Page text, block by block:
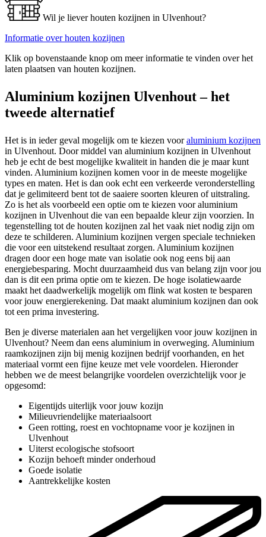
Wil je liever houten kozijnen in Ulvenhout?
Informatie over houten kozijnen
Klik op bovenstaande knop om meer informatie te vinden over het
laten plaatsen van houten kozijnen.
Aluminium kozijnen Ulvenhout – het
tweede alternatief
Het is in ieder geval mogelijk om te kiezen vooraluminium kozijnen
in Ulvenhout. Door middel van aluminium kozijnen in Ulvenhout
heb je echt de best mogelijke kwaliteit in handen die je maar kunt
vinden. Aluminium kozijnen komen voor in de meeste mogelijke
types en maten. Het is dan ook echt een verkeerde veronderstelling
dat je gelimiteerd bent tot de saaiere soorten kleuren of uitstraling.
Zo is het als voorbeeld een optie om te kiezen voor aluminium
kozijnen in Ulvenhout die van een bepaalde kleur zijn voorzien. In
tegenstelling tot de houten kozijnen zal het vaak niet nodig zijn om
deze te schilderen. Aluminium kozijnen vergen speciale technieken
die voor een uitstekend resultaat zorgen. Aluminium kozijnen
dragen door een hoge mate van isolatie ook nog eens bij aan
energiebesparing. Mocht duurzaamheid dus van belang zijn voor jou
dan is dit een prima optie om te kiezen. De hoge isolatiewaarde
maakt het daadwerkelijk mogelijk om flink wat kosten te besparen
voor jouw energierekening. Dat maakt aluminium kozijnen dan ook
tot een prima investering.
Ben je diverse materialen aan het vergelijken voor jouw kozijnen in
Ulvenhout? Neem dan eens aluminium in overweging. Aluminium
raamkozijnen zijn bij menig kozijnen bedrijf voorhanden, en het
materiaal vormt een fijne keuze met vele voordelen. Hieronder
hebben we de meest belangrijke voordelen overzichtelijk voor je
opgesomd:
Eigentijds uiterlijk voor jouw kozijn
Milieuvriendelijke materiaalsoort
Geen rotting, roest en vochtopname voor je kozijnen in
Ulvenhout
Uiterst ecologische stofsoort
Kozijn behoeft minder onderhoud
Goede isolatie
Aantrekkelijke kosten